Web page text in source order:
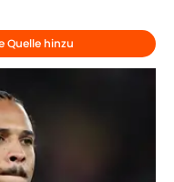
Quelle hinzu